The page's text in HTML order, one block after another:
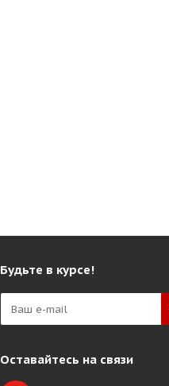
Будьте в курсе!
Оставайтесь на связи